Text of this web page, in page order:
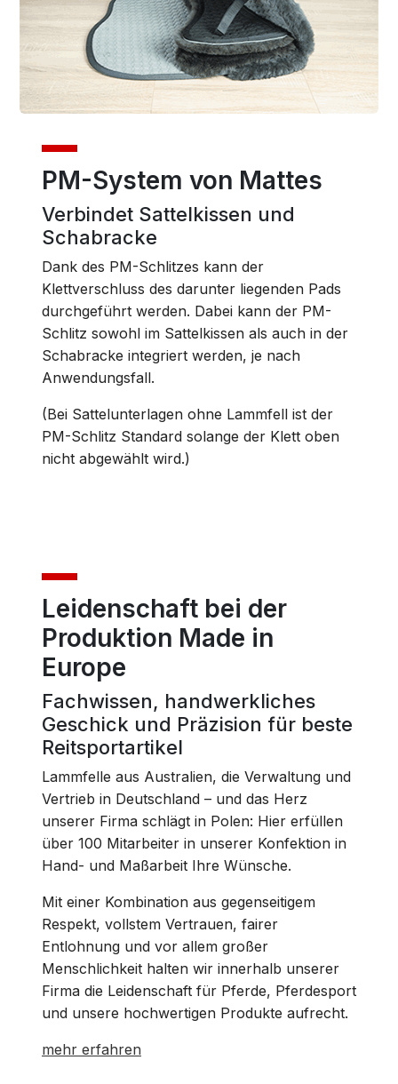
PM-System von Mattes
Verbindet Sattelkissen und
Schabracke
Dank des PM-Schlitzes kann der
Klettverschluss des darunter liegenden Pads
durchgeführt werden. Dabei kann der PM-
Schlitz sowohl im Sattelkissen als auch in der
Schabracke integriert werden, je nach
Anwendungsfall.
(Bei Sattelunterlagen ohne Lammfell ist der
PM-Schlitz Standard solange der Klett oben
nicht abgewählt wird.)
Leidenschaft bei der
Produktion Made in
Europe
Fachwissen, handwerkliches
Geschick und Präzision für beste
Reitsportartikel
Lammfelle aus Australien, die Verwaltung und
Vertrieb in Deutschland – und das Herz
unserer Firma schlägt in Polen: Hier erfüllen
über 100 Mitarbeiter in unserer Konfektion in
Hand- und Maßarbeit Ihre Wünsche.
Mit einer Kombination aus gegenseitigem
Respekt, vollstem Vertrauen, fairer
Entlohnung und vor allem großer
Menschlichkeit halten wir innerhalb unserer
Firma die Leidenschaft für Pferde, Pferdesport
und unsere hochwertigen Produkte aufrecht.
mehr erfahren